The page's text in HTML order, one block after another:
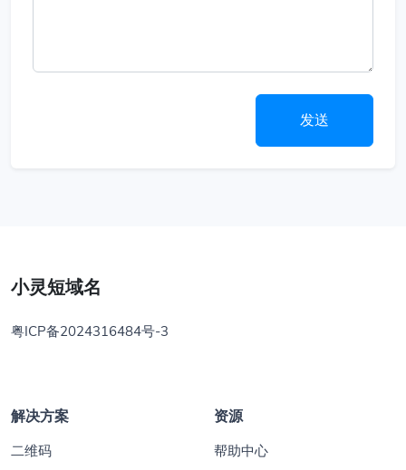
发送
小灵短域名
粤ICP备2024316484号-3
解决方案
二维码
资源
帮助中心